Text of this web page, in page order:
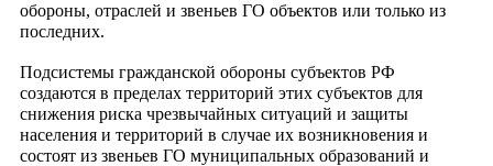
обороны, отраслей и звеньев ГО объектов или только из
последних.
Подсистемы гражданской обороны субъектов РФ
создаются в пределах территорий этих субъектов для
снижения риска чрезвычайных ситуаций и защиты
населения и территорий в случае их возникновения и
состоят из звеньев ГО муниципальных образований и